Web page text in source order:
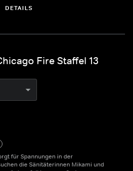
DETAILS
Fire Staffel 13
für Spannungen in der
die Sänitäterinnen Mikami und